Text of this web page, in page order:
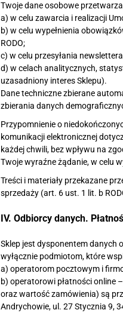
Twoje dane osobowe
a) w celu zawarcia i realizacji
b) w celu wypełnienia
RODO;
c) w celu przesyłania
d) w celach analitycznych,
uzasadniony interes Sklepu).
Dane techniczne zbierane
zbierania danych
Przypomnienie o
komunikacji elektronicznej
każdej chwili, bez wpływu na
Twoje wyraźne żądanie, w celu
Treści i materiały przekazane
sprzedaży (art. 6 ust. 1 lit. b
IV. Odbiorcy danych.
Sklep jest dysponentem danych
wyłącznie podmiotom, które
a) operatorom pocztowym i
b) operatorowi płatności online
oraz wartość zamówienia) są
Andrychowie, ul. 27 Stycznia 9,